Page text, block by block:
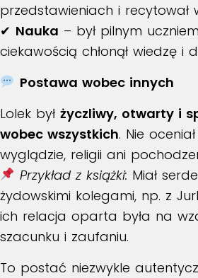
przedstawieniach i recytował
✔ Nauka – był pilnym
ciekawością chłonął wiedzę i
Postawa wobec innych
Lolek był życzliwy, otwarty i
wobec wszystkich. Nie
wyglądzie, religii ani
Przykład z książki: Miał
żydowskimi kolegami, np. z
ich relacja oparta była na
szacunku i zaufaniu.
To postać niezwykle